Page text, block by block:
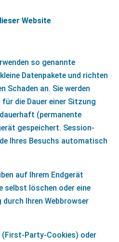
Website
so genannte
Datenpakete und richten
Schaden an. Sie werden
die Dauer einer Sitzung
(permanente
gespeichert. Session-
Ihres Besuchs automatisch
auf Ihrem Endgerät
selbst löschen oder eine
Ihren Webbrowser
(First-Party-Cookies) oder